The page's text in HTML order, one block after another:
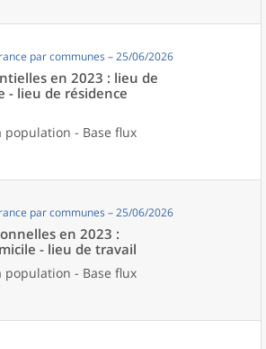
par communes – 25/06/2026
en 2023 : lieu de
- lieu de résidence
population - Base flux
par communes – 25/06/2026
en 2023 :
- lieu de travail
population - Base flux